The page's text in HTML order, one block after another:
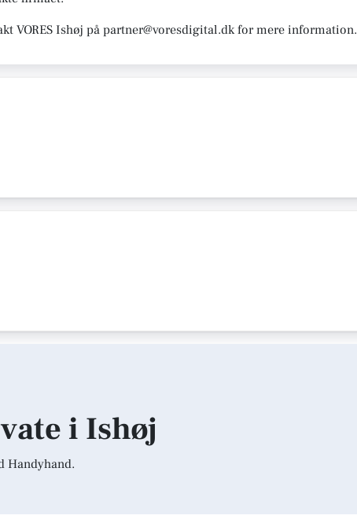
VORES Ishøj på partner@voresdigital.dk for mere information.
i Ishøj
Handyhand.